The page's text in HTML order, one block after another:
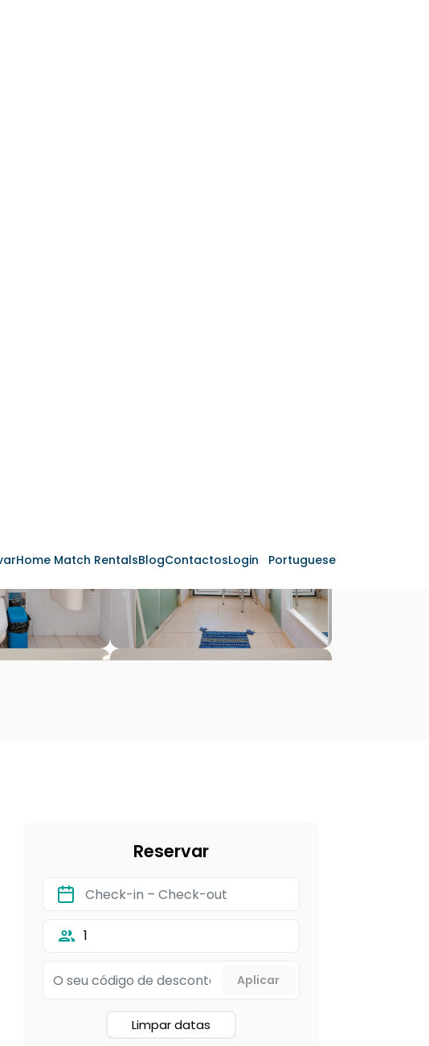
Reservar
1
Limpar datas